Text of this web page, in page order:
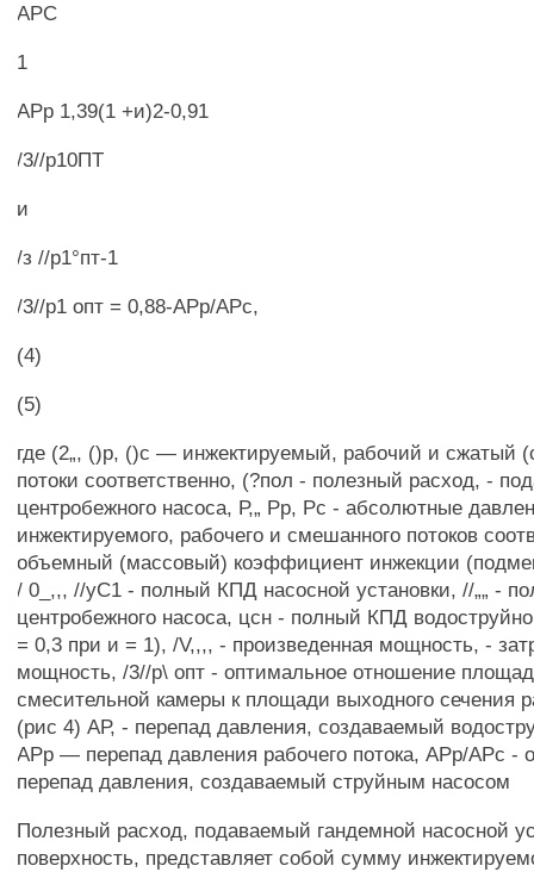
АРС
1
АРр 1,39(1 +и)2-0,91
/3//р10ПТ
и
/з //р1°пт-1
/3//р1 опт = 0,88-АРр/АРс,
(4)
(5)
где (2„, ()р, ()с — инжектируемый, рабочий и сжатый
потоки соответственно, (?пол - полезный расход, -
центробежного насоса, Р,„ Рр, Рс - абсолютные
инжектируемого, рабочего и смешанного потоков
объемный (массовый) коэффициент инжекции
/ 0_,,, //уС1 - полный КПД насосной установки, //„„ -
центробежного насоса, цсн - полный КПД
= 0,3 при и = 1), /V,,,, - произведенная мощность, -
мощность, /3//р\ опт - оптимальное отношение
смесительной камеры к площади выходного сечения
(рис 4) АР, - перепад давления, создаваемый
АРр — перепад давления рабочего потока, АРр/АРс -
перепад давления, создаваемый струйным насосом
Полезный расход, подаваемый гандемной насосной
поверхность, представляет собой сумму